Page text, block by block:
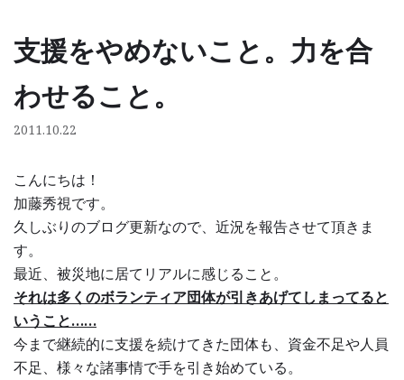
コ
テ
ス
キ
ッ
プ
支援をやめないこと。力を合
わせること。
2011.10.22
こんにちは！
加藤秀視です。
久しぶりのブログ更新なので、近況を報告させて頂きま
す。
最近、被災地に居てリアルに感じること。
それは多くのボランティア団体が引きあげてしまってると
いうこと……
今まで継続的に支援を続けてきた団体も、資金不足や人員
不足、様々な諸事情で手を引き始めている。